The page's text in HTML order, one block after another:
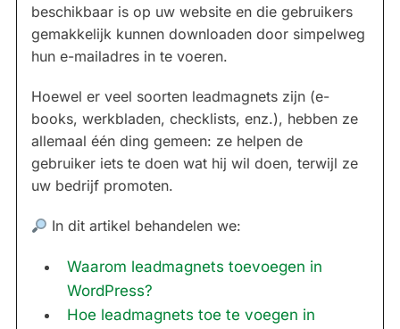
beschikbaar is op uw website en die gebruikers
gemakkelijk kunnen downloaden door simpelweg
hun e-mailadres in te voeren.
Hoewel er veel soorten leadmagnets zijn (e-
books, werkbladen, checklists, enz.), hebben ze
allemaal één ding gemeen: ze helpen de
gebruiker iets te doen wat hij wil doen, terwijl ze
uw bedrijf promoten.
In dit artikel behandelen we:
Waarom leadmagnets toevoegen in
WordPress?
Hoe leadmagnets toe te voegen in